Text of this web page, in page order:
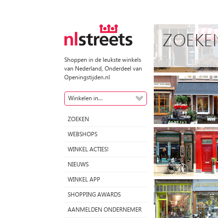
Shoppen in de leukste winkels
van Nederland, Onderdeel van
Openingstijden.nl
Winkelen in...
ZOEKEN
WEBSHOPS
WINKEL ACTIES!
NIEUWS
WINKEL APP
SHOPPING AWARDS
AANMELDEN ONDERNEMER